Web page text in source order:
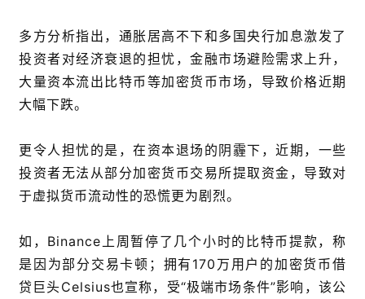
多方分析指出，通胀居高不下和多国央行加息激发了
投资者对经济衰退的担忧，金融市场避险需求上升，
大量资本流出比特币等加密货币市场，导致价格近期
大幅下跌。
更令人担忧的是，在资本退场的阴霾下，近期，一些
投资者无法从部分加密货币交易所提取资金，导致对
于虚拟货币流动性的恐慌更为剧烈。
如，Binance上周暂停了几个小时的比特币提款，称
是因为部分交易卡顿；拥有170万用户的加密货币借
贷巨头Celsius也宣称，受“极端市场条件”影响，该公